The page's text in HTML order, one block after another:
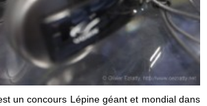
un concours Lépine géant et mondial dans